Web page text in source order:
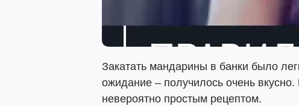
Закатать мандарины в банки было
ожидание – получилось очень
невероятно простым рецептом.